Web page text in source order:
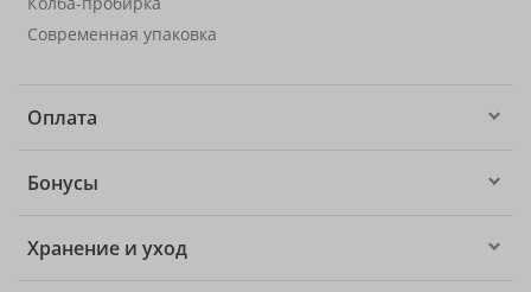
Современная упаковка
Оплата
Бонусы
Хранение и уход